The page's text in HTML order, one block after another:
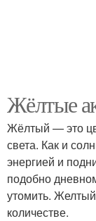
Жёлтые
Жёлтый — это
света. Как и
энергией и
подобно
утомить.
количестве.